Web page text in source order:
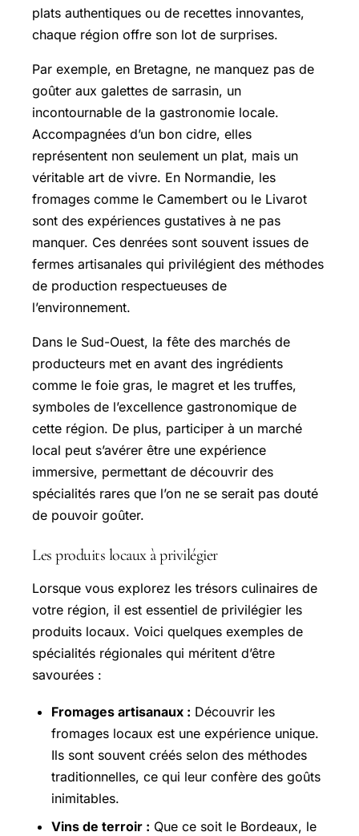
plats authentiques ou de recettes innovantes,
chaque région offre son lot de surprises.
Par exemple, en Bretagne, ne manquez pas de
goûter aux galettes de sarrasin, un
incontournable de la gastronomie locale.
Accompagnées d’un bon cidre, elles
représentent non seulement un plat, mais un
véritable art de vivre. En Normandie, les
fromages comme le Camembert ou le Livarot
sont des expériences gustatives à ne pas
manquer. Ces denrées sont souvent issues de
fermes artisanales qui privilégient des méthodes
de production respectueuses de
l’environnement.
Dans le Sud-Ouest, la fête des marchés de
producteurs met en avant des ingrédients
comme le foie gras, le magret et les truffes,
symboles de l’excellence gastronomique de
cette région. De plus, participer à un marché
local peut s’avérer être une expérience
immersive, permettant de découvrir des
spécialités rares que l’on ne se serait pas douté
de pouvoir goûter.
Les produits locaux à privilégier
Lorsque vous explorez les trésors culinaires de
votre région, il est essentiel de privilégier les
produits locaux. Voici quelques exemples de
spécialités régionales qui méritent d’être
savourées :
Fromages artisanaux : Découvrir les
fromages locaux est une expérience unique.
Ils sont souvent créés selon des méthodes
traditionnelles, ce qui leur confère des goûts
inimitables.
Vins de terroir : Que ce soit le Bordeaux, le